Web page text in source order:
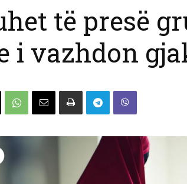
të presë
i vazhdon